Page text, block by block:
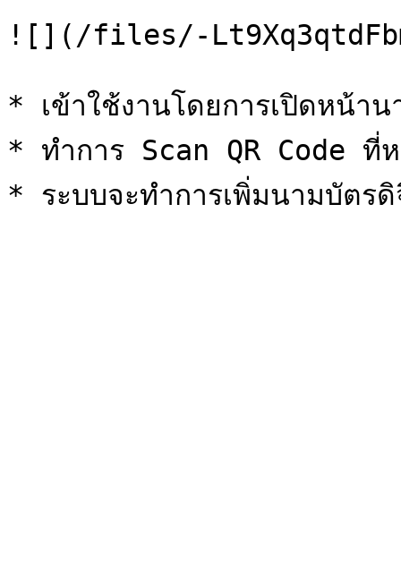
![](/files/-
* เข้าใช้งานโดยการเปิดหน้า
* ทำการ Scan QR Code ที่